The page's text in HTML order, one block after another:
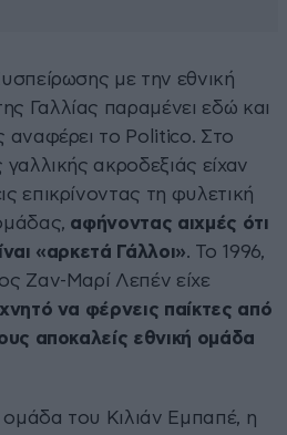
με την εθνική
Γαλλίας παραμένει εδώ και
αναφέρει το Politico. Στο
ακροδεξιάς είχαν
επικρίνοντας τη φυλετική
αφήνοντας αιχμές ότι
«αρκετά Γάλλοι». Το 1996,
Ζαν-Μαρί Λεπέν είχε
να φέρνεις παίκτες από
αποκαλείς εθνική ομάδα
ομάδα του Κιλιάν Εμπαπέ, η